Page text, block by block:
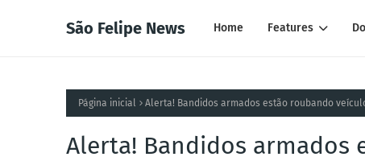
São Felipe News Home Features
Página inicial Alerta! Bandidos armados estão roubando
Alerta! Bandidos armados